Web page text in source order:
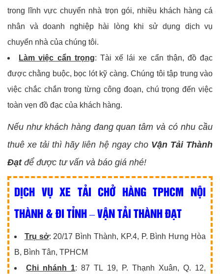
trong lĩnh vực chuyển nhà trọn gói, nhiều khách hàng cá
nhân và doanh nghiệp hài lòng khi sử dụng dịch vụ
chuyển nhà của chúng tôi.
Làm việc cẩn trọng: Tài xế lái xe cẩn thận, đồ đạc
được chằng buộc, bọc lót kỹ càng. Chúng tôi tập trung vào
việc chắc chắn trong từng công đoạn, chú trọng đến việc
toàn vẹn đồ đạc của khách hàng.
Nếu như khách hàng đang quan tâm và có nhu cầu
thuê xe tải thì hãy liên hệ ngay cho Vận Tải Thành
Đạtđể được tư vấn và báo giá nhé!
DỊCH VỤ XE TẢI CHỞ HÀNG TPHCM NỘI
THÀNH & ĐI TỈNH – VẬN TẢI THÀNH ĐẠT
Trụ sở: 20/17 Bình Thành, KP.4, P. Bình Hưng Hòa
B, Bình Tân, TPHCM
Chi nhánh 1: 87 TL 19, P. Thạnh Xuân, Q. 12,